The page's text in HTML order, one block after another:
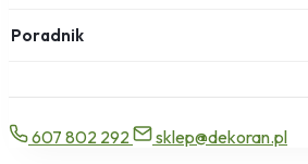
Poradnik
607 802 292
sklep@dekoran.pl